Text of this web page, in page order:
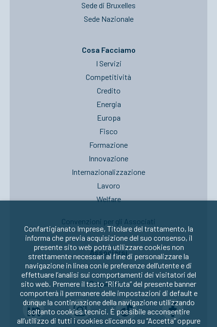
Sede di Bruxelles
Sede Nazionale
Cosa Facciamo
I Servizi
Competitività
Credito
Energia
Europa
Fisco
Formazione
Innovazione
Internazionalizzazione
Lavoro
Welfare
Convenzioni per gli Associati
Associarsi
Seguici su:
Confartigianato Imprese, Titolare del trattamento, la
informa che previa acquisizione del suo consenso, il
presente sito web potrà utilizzare cookies non
strettamente necessari al fine di personalizzare la
navigazione in linea con le preferenze dell’utente e di
effettuare l’analisi sui comportamenti dei visitatori del
sito web. Premere il tasto “Rifiuta” del presente banner
comporterà il permanere delle impostazioni di default e
dunque la continuazione della navigazione utilizzando
soltanto cookies tecnici. È possibile acconsentire
all’utilizzo di tutti i cookies cliccando su “Accetta” oppure